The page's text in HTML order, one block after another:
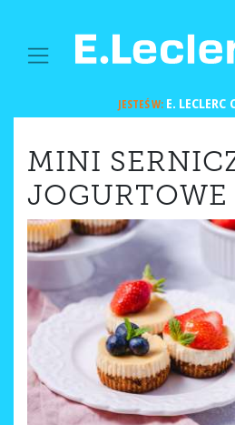
MAIN NAVIGATION
JESTEŚ W:E. LECLERC
MINI
JOGURTOWE